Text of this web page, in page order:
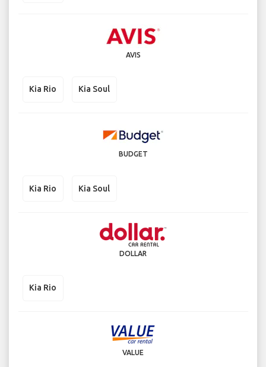
AVIS
Kia Rio Kia Soul
BUDGET
Kia Rio Kia Soul
DOLLAR
Kia Rio
VALUE